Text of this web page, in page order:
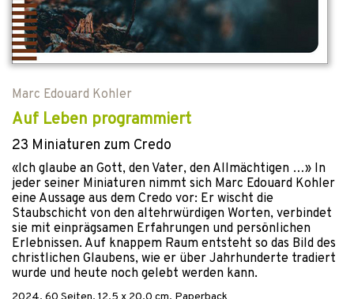
Marc Edouard Kohler
Auf Leben programmiert
23 Miniaturen zum Credo
«Ich glaube an Gott, den Vater, den Allmächtigen …» In
jeder seiner Miniaturen nimmt sich Marc Edouard Kohler
eine Aussage aus dem Credo vor: Er wischt die
Staubschicht von den altehrwürdigen Worten, verbindet
sie mit einprägsamen Erfahrungen und persönlichen
Erlebnissen. Auf knappem Raum entsteht so das Bild des
christlichen Glaubens, wie er über Jahrhunderte tradiert
wurde und heute noch gelebt werden kann.